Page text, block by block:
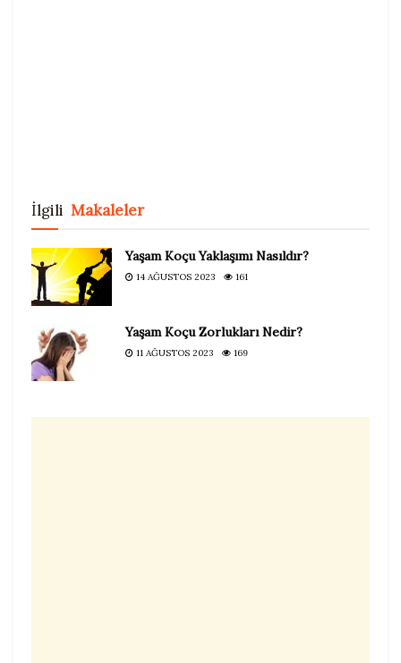
İlgili Makaleler
Yaşam Koçu Yaklaşımı Nasıldır?
14 AĞUSTOS 2023 161
Yaşam Koçu Zorlukları Nedir?
11 AĞUSTOS 2023 169